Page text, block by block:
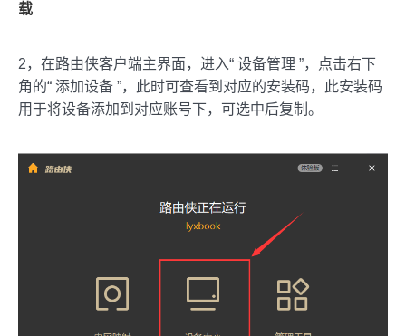
载
2，在路由侠客户端主界面，进入“ 设备管理 ”，点击右下
角的“ 添加设备 ”，此时可查看到对应的安装码，此安装码
用于将设备添加到对应账号下，可选中后复制。